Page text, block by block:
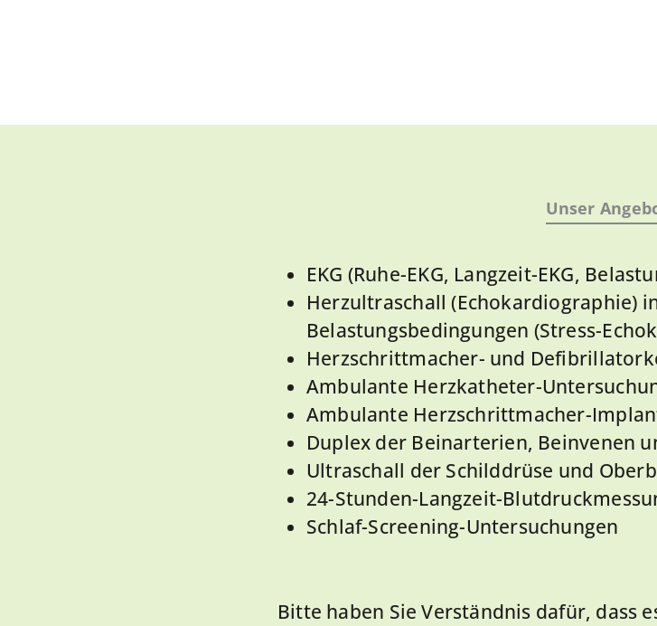
Unser
EKG (Ruhe-EKG, Langzeit-EKG,
Herzultraschall (Echokardiographie)
Belastungsbedingungen (Stress-
Herzschrittmacher- und
Ambulante Herzkatheter-
Ambulante Herzschrittmacher-
Duplex der Beinarterien, Beinvenen
Ultraschall der Schilddrüse und
24-Stunden-Langzeit-
Schlaf-Screening-Untersuchungen
Bitte haben Sie Verständnis dafür, dass